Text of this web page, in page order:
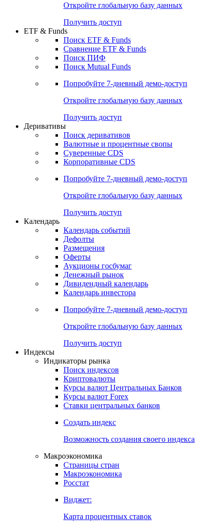
Откройте глобальную базу данных
Получить доступ
ETF & Funds
Поиск ETF & Funds
Сравнение ETF & Funds
Поиск ПИФ
Поиск Mutual Funds
Попробуйте 7-дневный демо-доступ
Откройте глобальную базу данных
Получить доступ
Деривативы
Поиск деривативов
Валютные и процентные свопы
Суверенные CDS
Корпоративные CDS
Попробуйте 7-дневный демо-доступ
Откройте глобальную базу данных
Получить доступ
Календарь
Календарь событий
Дефолты
Размещения
Оферты
Аукционы госбумаг
Денежный рынок
Дивидендный календарь
Календарь инвестора
Попробуйте 7-дневный демо-доступ
Откройте глобальную базу данных
Получить доступ
Индексы
Индикаторы рынка
Поиск индексов
Криптовалюты
Курсы валют Центральных Банков
Курсы валют Forex
Ставки центральных банков
Создать индекс
Возможность создания своего индекса
Макроэкономика
Страницы стран
Макроэкономика
Росстат
Виджет:
Карта процентных ставок